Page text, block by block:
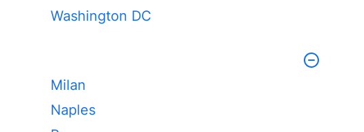
Washington DC
Milan
Naples